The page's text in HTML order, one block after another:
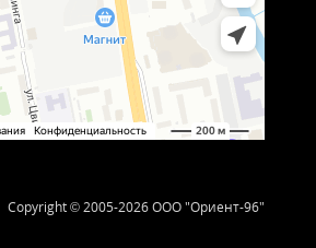
Copyright © 2005-2026 ООО "Ориент-96"